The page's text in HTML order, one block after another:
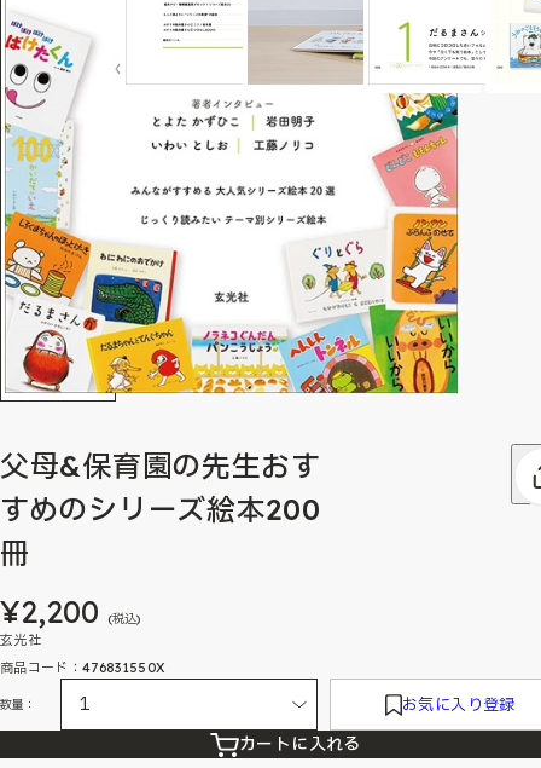
父母&保育園の先生おす
すめのシリーズ絵本200
冊
¥2,200 (税込)
玄光社
商品コード：476831550X
数量： お気に入り登録
カートに入れる